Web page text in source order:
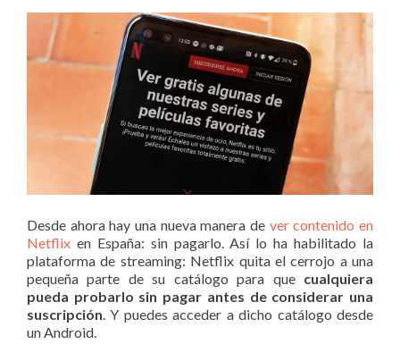
Desde ahora hay una nueva manera de ver contenido en
Netflix en España: sin pagarlo. Así lo ha habilitado la
plataforma de streaming: Netflix quita el cerrojo a una
pequeña parte de su catálogo para que cualquiera
pueda probarlo sin pagar antes de considerar una
suscripción. Y puedes acceder a dicho catálogo desde
un Android.